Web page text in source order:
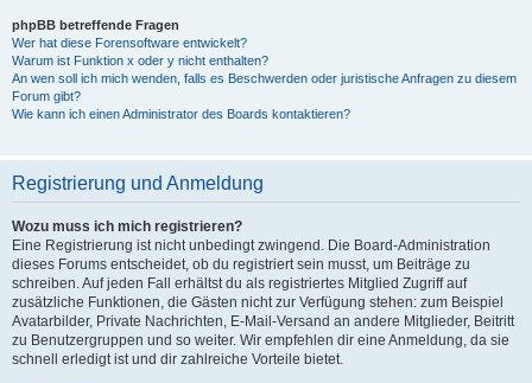
phpBB betreffende Fragen
Wer hat diese Forensoftware entwickelt?
Warum ist Funktion x oder y nicht enthalten?
An wen soll ich mich wenden, falls es Beschwerden oder juristische Anfragen zu diesem
Forum gibt?
Wie kann ich einen Administrator des Boards kontaktieren?
Registrierung und Anmeldung
Wozu muss ich mich registrieren?
Eine Registrierung ist nicht unbedingt zwingend. Die Board-Administration
dieses Forums entscheidet, ob du registriert sein musst, um Beiträge zu
schreiben. Auf jeden Fall erhältst du als registriertes Mitglied Zugriff auf
zusätzliche Funktionen, die Gästen nicht zur Verfügung stehen: zum Beispiel
Avatarbilder, Private Nachrichten, E-Mail-Versand an andere Mitglieder, Beitritt
zu Benutzergruppen und so weiter. Wir empfehlen dir eine Anmeldung, da sie
schnell erledigt ist und dir zahlreiche Vorteile bietet.